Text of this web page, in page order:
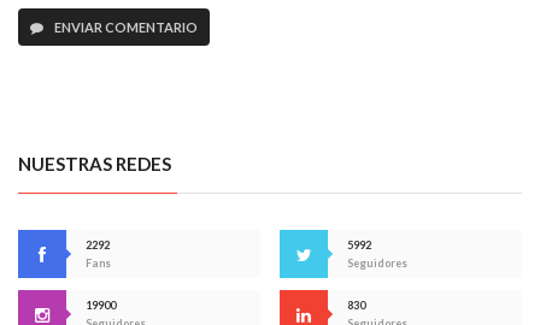
ENVIAR COMENTARIO
NUESTRAS REDES
2292
Fans
5992
Seguidores
19900
830